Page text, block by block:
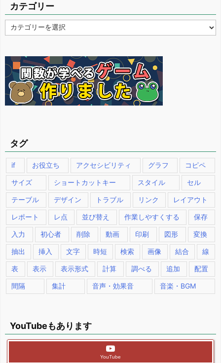
カテゴリー
テ
ー
タグ
if お役立ち アクセシビリティ グラフ コピペ
サイズ ショートカットキー スタイル セル
テーブル デザイン トラブル リンク レイアウト
レポート レ点 並び替え 作業しやすくする 保存
入力 初心者 削除 動画 印刷 図形 変換
抽出 挿入 文字 時短 検索 画像 結合 線
表 表示 表示形式 計算 調べる 追加 配置
間隔 集計 音声・効果音 音楽・BGM
YouTubeもあります
YouTube